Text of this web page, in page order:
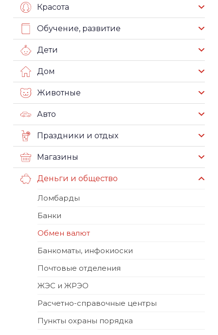
Красота
Обучение, развитие
Дети
Дом
Животные
Авто
Праздники и отдых
Магазины
Деньги и общество
Ломбарды
Банки
Обмен валют
Банкоматы, инфокиоски
Почтовые отделения
ЖЭС и ЖРЭО
Расчетно-справочные центры
Пункты охраны порядка